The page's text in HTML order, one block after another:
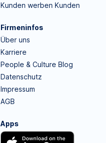
Kunden werben Kunden
Firmeninfos
Über uns
Karriere
People & Culture Blog
Datenschutz
Impressum
AGB
Apps